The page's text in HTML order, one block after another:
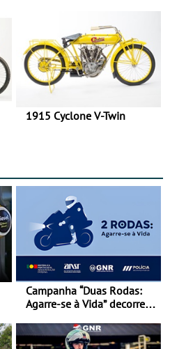
1915 Cyclone V-Twin
Campanha “Duas Rodas:
Agarre-se à Vida” decorre